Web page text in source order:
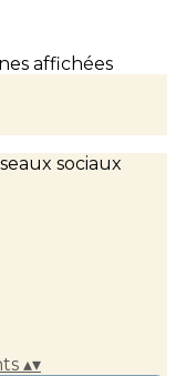
affichées
sociaux
▴▾